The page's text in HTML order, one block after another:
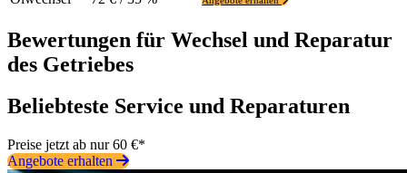
Bewertungen für Wechsel und Reparatur
des Getriebes
Beliebteste Service und Reparaturen
Preise jetzt ab nur 60 €*
Angebote erhalten